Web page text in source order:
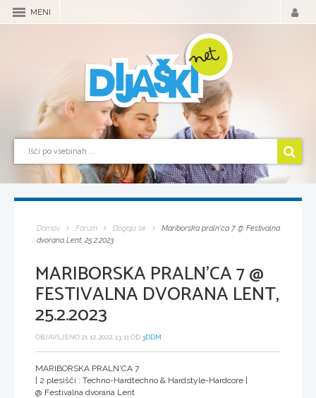
MENI
Domov Forum Dogaja se
Mariborska praln'ca 7 @ Festivalna
dvorana Lent, 25.2.2023
MARIBORSKA PRALN'CA 7 @
FESTIVALNA DVORANA LENT,
25.2.2023
OBJAVLJENO 21.12.2022, 13:11 OD3DDM
MARIBORSKA PRALN'CA 7
| 2 plesišči : Techno-Hardtechno & Hardstyle-Hardcore |
@ Festivalna dvorana Lent